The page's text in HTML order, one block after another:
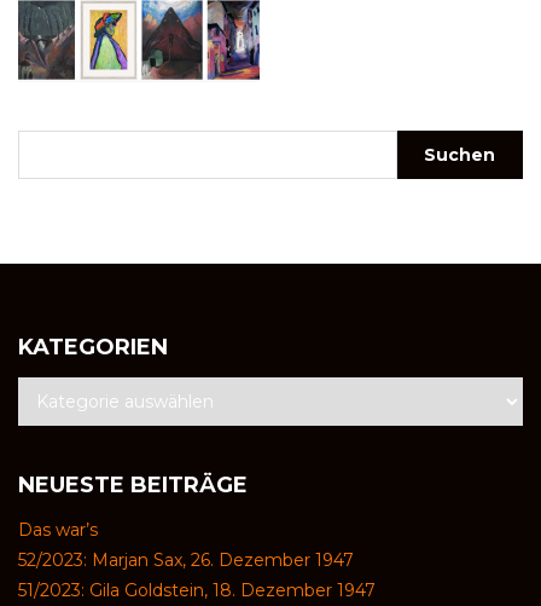
KATEGORIEN
NEUESTE BEITRÄGE
Das war’s
52/2023: Marjan Sax, 26. Dezember 1947
51/2023: Gila Goldstein, 18. Dezember 1947